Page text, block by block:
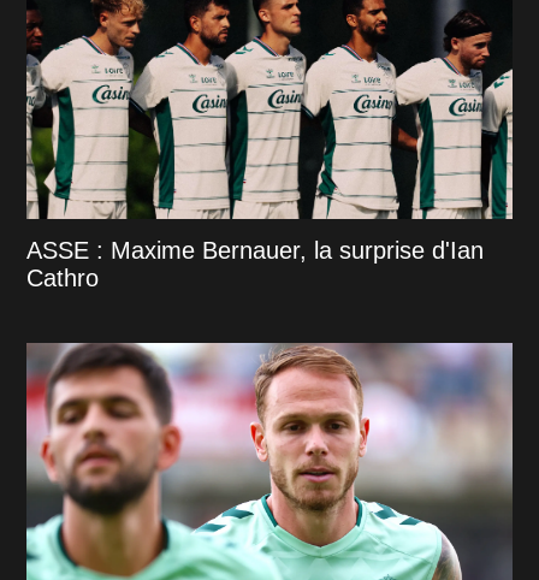
ASSE : Maxime Bernauer, la surprise d'Ian
Cathro